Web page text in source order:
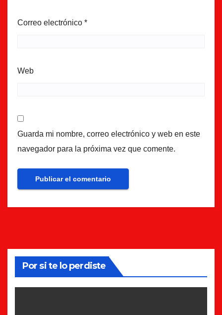
Correo electrónico *
Web
Guarda mi nombre, correo electrónico y web en este
navegador para la próxima vez que comente.
Por si te lo perdiste